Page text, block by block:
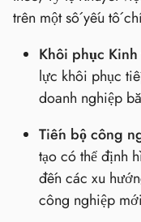
trên một số yếu tố
Khôi phục
lực khôi phục
doanh nghiệp
Tiến bộ công
tạo có thể định
đến các xu
công nghiệp